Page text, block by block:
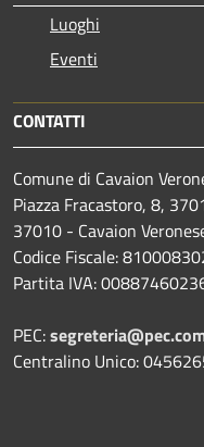
Luoghi
Eventi
CONTATTI
Comune di Cavaion
Piazza Fracastoro, 8,
37010 - Cavaion
Codice Fiscale:
Partita IVA:
PEC:
Centralino Unico: